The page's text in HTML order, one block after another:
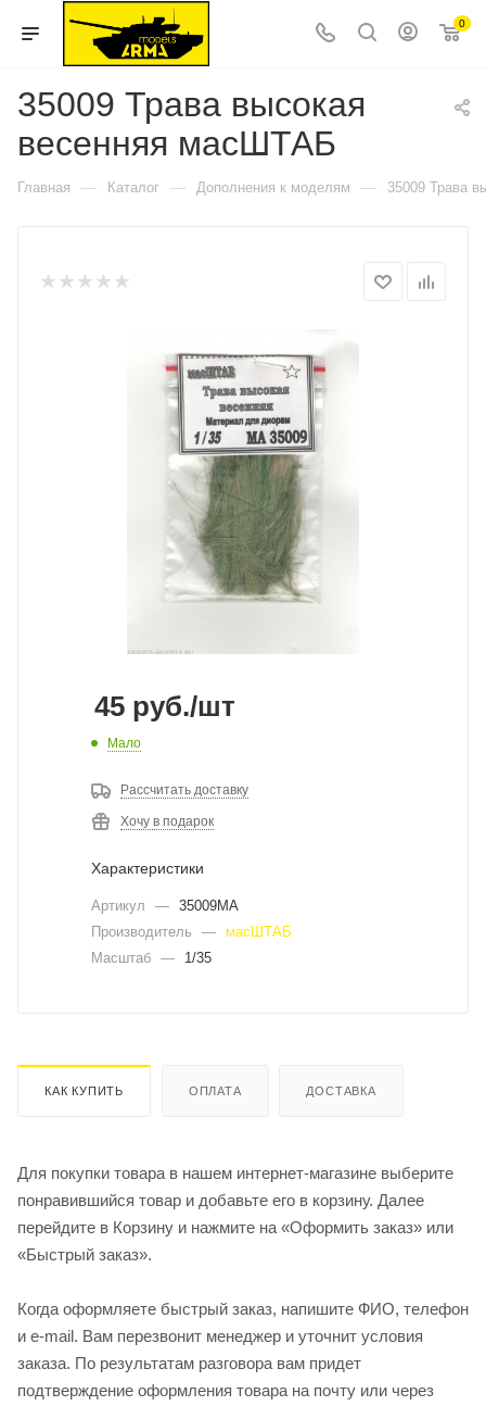
0
35009 Трава высокая
весенняя масШТАБ
Главная — Каталог — Дополнения к моделям — 35009 Трава
45 руб./шт
Мало
Рассчитать доставку
Хочу в подарок
Характеристики
Артикул — 35009MA
Производитель
— масШТАБ
Масштаб — 1/35
КАК КУПИТЬ ОПЛАТА ДОСТАВКА
Для покупки товара в нашем интернет-магазине выберите
понравившийся товар и добавьте его в корзину. Далее
перейдите в Корзину и нажмите на «Оформить заказ» или
«Быстрый заказ».
Когда оформляете быстрый заказ, напишите ФИО, телефон
и e-mail. Вам перезвонит менеджер и уточнит условия
заказа. По результатам разговора вам придет
подтверждение оформления товара на почту или через